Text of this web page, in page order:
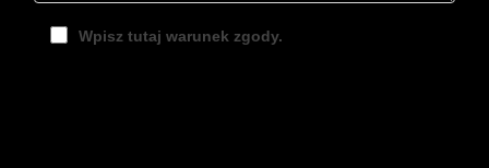
Wpisz tutaj warunek zgody.